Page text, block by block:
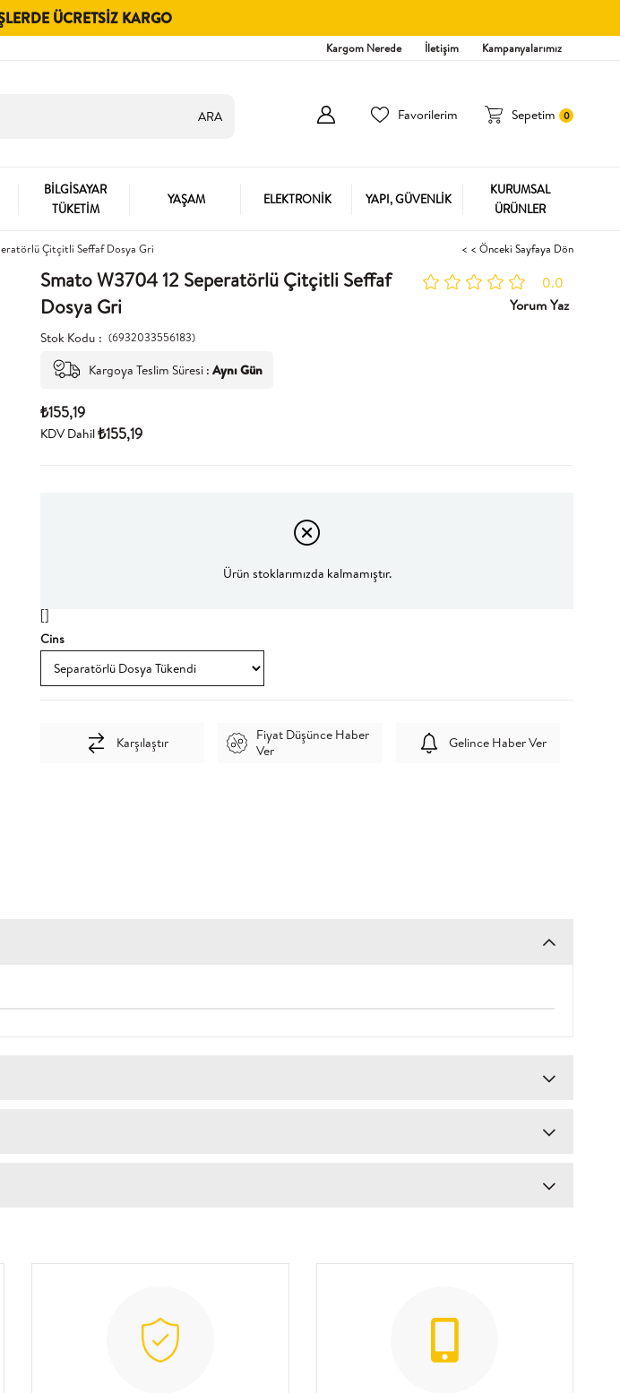
ÜCRETSIZ KARGO
Kargom Nerede İletişim Kampanyalarımız
Sepetim 0
Favorilerim
BİLGİSAYAR
TÜKETİM
YAŞAM ELEKTRONİK YAPI, GÜVENLİK
KURUMSAL
ÜRÜNLER
Çitçitli Seffaf Dosya Gri < < Önceki Sayfaya Dön
Smato W3704 12 Seperatörlü Çitçitli Seffaf
Dosya Gri
0.0
Yorum Yaz
Stok Kodu (6932033556183)
Kargoya Teslim Süresi : Aynı Gün
₺155,19
KDV Dahil₺155,19
Ürün stoklarımızda kalmamıştır.
[]
Cins
Karşılaştır
Fiyat Düşünce Haber
Ver
Gelince Haber Ver